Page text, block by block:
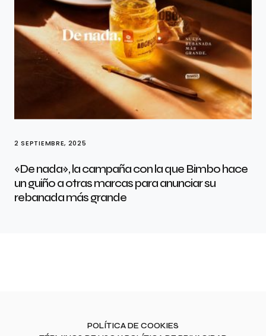
2 SEPTIEMBRE, 2025
«De nada», la campaña con la que Bimbo hace
un guiño a otras marcas para anunciar su
rebanada más grande
POLÍTICA DE COOKIES